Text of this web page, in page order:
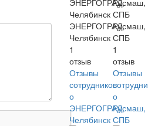
ЭНЕРГОГРАД,
Челябинск
1
отзыв
Отзывы
сотрудников
о
ЭНЕРГОГРАД,
Челябинск
Русмаш,
СПБ
1
отзыв
Отзывы
о
Русмаш,
СПБ